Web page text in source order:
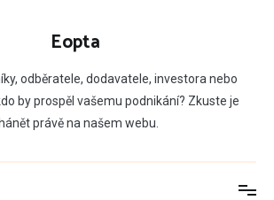
Eopta
odběratele, dodavatele, investora nebo
by prospěl vašemu podnikání? Zkuste je
právě na našem webu.